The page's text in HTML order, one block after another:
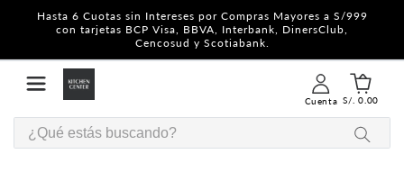
Hasta 6 Cuotas sin Intereses por Compras Mayores a S/999
con tarjetas BCP Visa, BBVA, Interbank, DinersClub,
Cencosud y Scotiabank.
Cuenta S/. 0.00